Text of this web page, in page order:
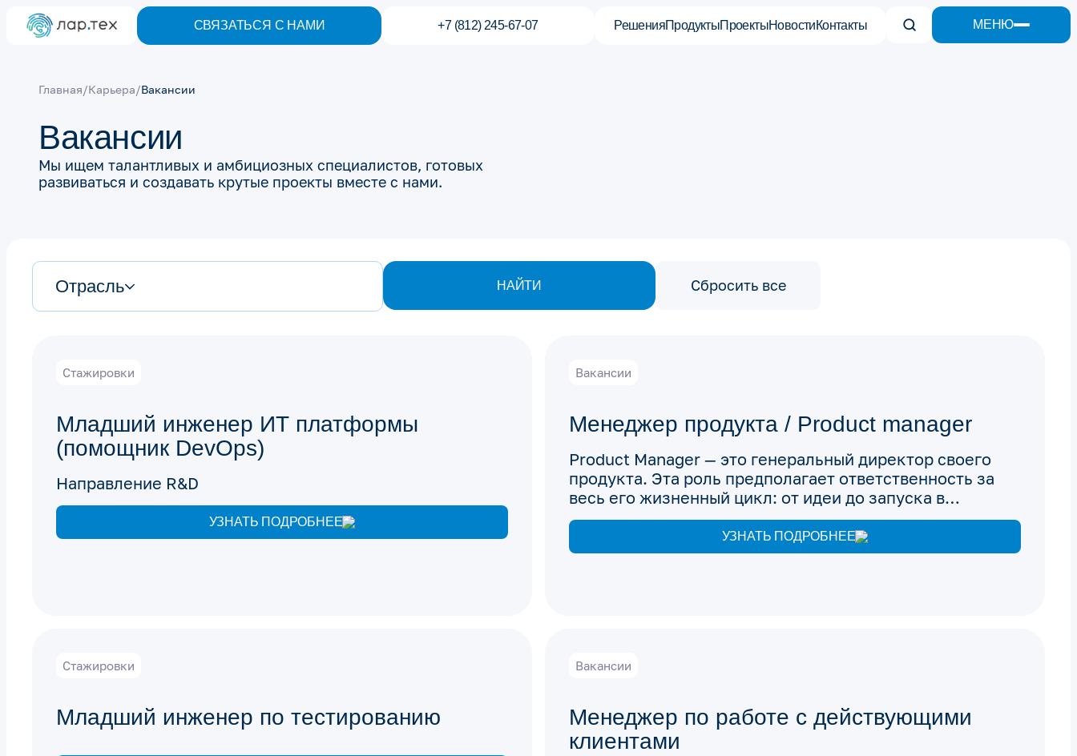
СВЯЗАТЬСЯ С НАМИ +7 (812) 245-67-07 РешенияПродуктыПроектыНовостиКонтакты МЕНЮ
Главная/Карьера/Вакансии
Вакансии
Мы ищем талантливых и амбициозных специалистов, готовых
развиваться и создавать крутые проекты вместе с нами.
Отрасль НАЙТИ Сбросить все
Стажировки
Младший инженер ИТ платформы
(помощник DevOps)
Направление R&D
УЗНАТЬ ПОДРОБНЕЕ
Вакансии
Менеджер продукта / Product manager
Product Manager — это генеральный директор своего
продукта. Эта роль предполагает ответственность за
весь его жизненный цикл: от идеи до запуска в
массовое производство и дальнейшего сопровождения.
УЗНАТЬ ПОДРОБНЕЕ
Стажировки
Младший инженер по тестированию
Вакансии
Менеджер по работе с действующими
клиентами